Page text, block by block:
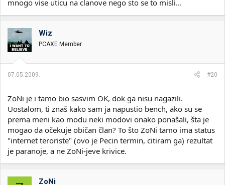
mnogo vise uticu na clanove nego sto se to misli...
Wiz
PCAXE Member
07.05.2009. #20
ZoNi je i tamo bio sasvim OK, dok ga nisu nagazili.
Uostalom, ti znaš kako sam ja napustio bench, ako su se
prema meni kao modu neki modovi onako ponašali, šta je
mogao da očekuje običan član? To što ZoNi tamo ima status
"internet teroriste" (ovo je Pecin termin, citiram ga) rezultat
je paranoje, a ne ZoNi-jeve krivice.
ZoNi